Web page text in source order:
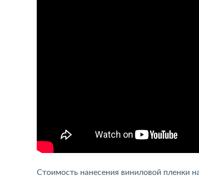
Стоимость нанесения виниловой пленки